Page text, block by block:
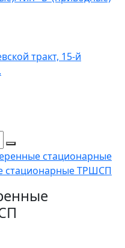
тракт, 15-й
стационарные
стационарные ТРШСП